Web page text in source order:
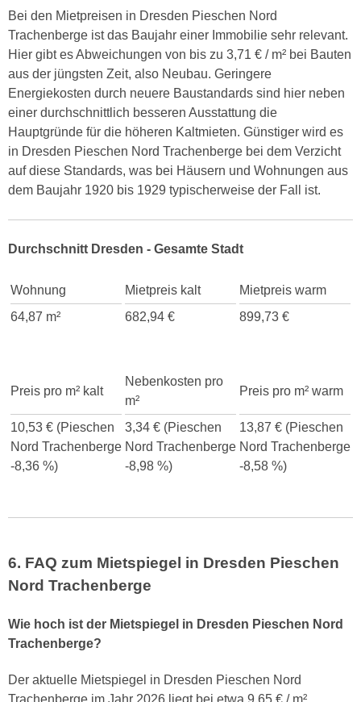
Bei den Mietpreisen in Dresden Pieschen Nord
Trachenberge ist das Baujahr einer Immobilie sehr relevant.
Hier gibt es Abweichungen von bis zu 3,71 € / m² bei Bauten
aus der jüngsten Zeit, also Neubau. Geringere
Energiekosten durch neuere Baustandards sind hier neben
einer durchschnittlich besseren Ausstattung die
Hauptgründe für die höheren Kaltmieten. Günstiger wird es
in Dresden Pieschen Nord Trachenberge bei dem Verzicht
auf diese Standards, was bei Häusern und Wohnungen aus
dem Baujahr 1920 bis 1929 typischerweise der Fall ist.
Durchschnitt Dresden - Gesamte Stadt
Wohnung Mietpreis kalt
Mietpreis warm
64,87 m²
682,94 € 899,73 €
Preis pro m² kalt
Nebenkosten pro
m²
Preis pro m² warm
10,53 € (Pieschen
Nord Trachenberge
-8,36 %)
3,34 € (Pieschen
Nord Trachenberge
-8,98 %)
13,87 € (Pieschen
Nord Trachenberge
-8,58 %)
6. FAQ zum Mietspiegel in Dresden Pieschen
Nord Trachenberge
Wie hoch ist der Mietspiegel in Dresden Pieschen Nord
Trachenberge?
Der aktuelle Mietspiegel in Dresden Pieschen Nord
Trachenberge im Jahr 2026 liegt bei etwa 9,65 € / m²